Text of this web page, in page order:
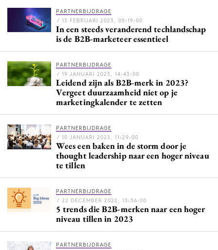
Craft
Customer Experience
Data & Insights
Design
Digital transformation
Diversiteit
Gedragsverandering
Influencer marketing
Interne communicatie
Martech
Merkstrategie
Programmatic
Purpose Marketing
Reputatie & crisis
PARTNERBIJDRAGE
/ 13 FEBRUARI 2023, 09:19:00
In een steeds veranderend techlandschap
is de B2B-marketeer essentieel
PARTNERBIJDRAGE
/ 19 JANUARI 2023, 14:43:00
Leidend zijn als B2B-merk in 2023?
Vergeet duurzaamheid niet op je
marketingkalender te zetten
PARTNERBIJDRAGE
/ 10 JANUARI 2023, 11:29:00
Wees een baken in de storm door je
thought leadership naar een hoger niveau
te tillen
PARTNERBIJDRAGE
/ 22 DECEMBER 2022, 13:36:00
5 trends die B2B-merken naar een hoger
niveau tillen in 2023
PARTNERBIJDRAGE